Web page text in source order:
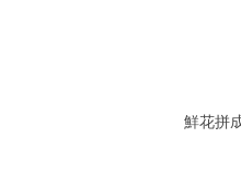
鮮花拼